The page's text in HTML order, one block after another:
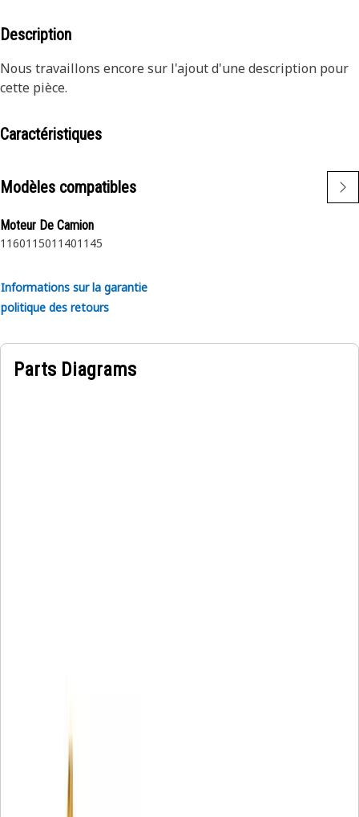
Description
Nous travaillons encore sur l'ajout d'une description pour
cette pièce.
Caractéristiques
Modèles compatibles
Moteur De Camion
1160115011401145
Informations sur la garantie
politique des retours
Parts Diagrams